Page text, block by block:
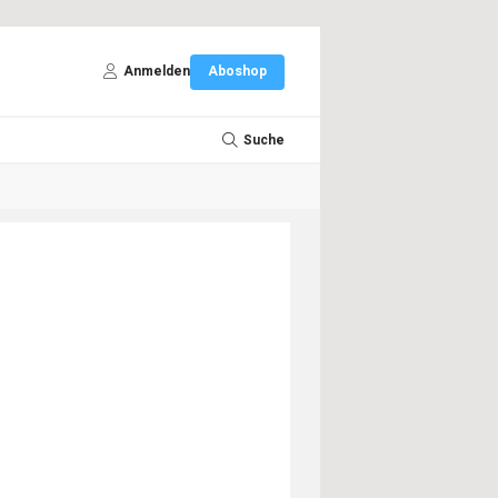
Anmelden Aboshop
Suche